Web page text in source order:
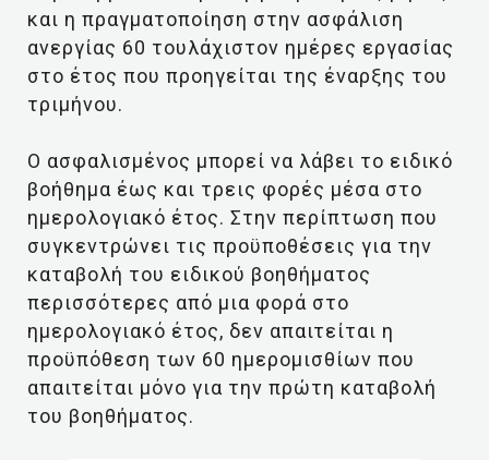
και η πραγματοποίηση στην ασφάλιση
ανεργίας 60 τουλάχιστον ημέρες εργασίας
στο έτος που προηγείται της έναρξης του
τριμήνου.
Ο ασφαλισμένος μπορεί να λάβει το ειδικό
βοήθημα έως και τρεις φορές μέσα στο
ημερολογιακό έτος. Στην περίπτωση που
συγκεντρώνει τις προϋποθέσεις για την
καταβολή του ειδικού βοηθήματος
περισσότερες από μια φορά στο
ημερολογιακό έτος, δεν απαιτείται η
προϋπόθεση των 60 ημερομισθίων που
απαιτείται μόνο για την πρώτη καταβολή
του βοηθήματος.